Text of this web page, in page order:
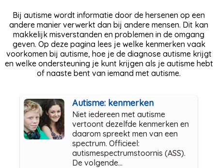
Bij autisme wordt informatie door de hersenen op een
andere manier verwerkt dan bij andere mensen. Dit kan
makkelijk misverstanden en problemen in de omgang
geven. Op deze pagina lees je welke kenmerken vaak
voorkomen bij autisme, hoe je de diagnose autisme krijgt
en welke ondersteuning je kunt krijgen als je autisme hebt
of naaste bent van iemand met autisme.
Autisme: kenmerken
Niet iedereen met autisme
vertoont dezelfde kenmerken en
daarom spreekt men van een
spectrum. Officieel:
autismespectrumstoornis (ASS).
De volgende...